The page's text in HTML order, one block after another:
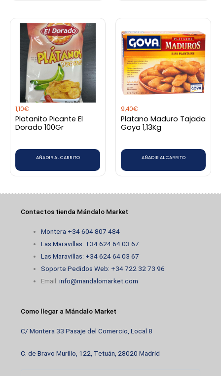
1,10€
Platanito Picante El
Dorado 100Gr
AÑADIR AL CARRITO
9,40€
Platano Maduro Tajada
Goya 1,13Kg
AÑADIR AL CARRITO
Contactos tienda Mándalo Market
Montera +34 604 807 484
Las Maravillas: +34 624 64 03 67
Las Maravillas: +34 624 64 03 67
Soporte Pedidos Web: +34 722 32 73 96
Email:info@mandalomarket.com
Como llegar a Mándalo Market
C/ Montera 33 Pasaje del Comercio, Local 8
C. de Bravo Murillo, 122, Tetuán, 28020 Madrid